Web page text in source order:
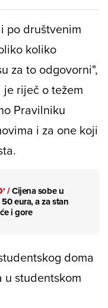
po društvenim
koliko
za to odgovorni",
riječ o težem
Pravilniku
i za one koji
/Cijena sobe u
eura, a za stan
i gore
doma
studentskom